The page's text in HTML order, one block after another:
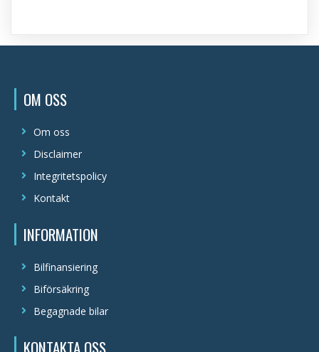
OM OSS
Om oss
Disclaimer
Integritetspolicy
Kontakt
INFORMATION
Bilfinansiering
Biförsäkring
Begagnade bilar
KONTAKTA OSS